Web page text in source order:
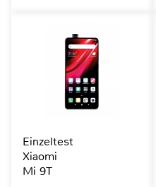
Einzeltest
Xiaomi
Mi 9T